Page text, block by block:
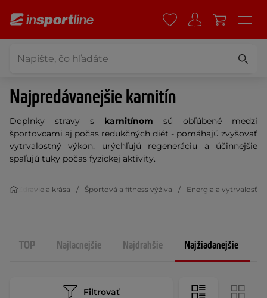
Najpredávanejšie karnitín
Doplnky stravy s karnitínom sú obľúbené medzi
športovcami aj počas redukčných diét - pomáhajú zvyšovať
vytrvalostný výkon, urýchľujú regeneráciu a účinnejšie
spaľujú tuky počas fyzickej aktivity.
Zdravie a krása Športová a fitness výživa Energia a vytrvalosť
TOP Najlacnejšie Najdrahšie Najžiadanejšie
Filtrovať